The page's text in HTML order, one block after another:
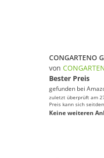
von
Bester Preis
gefunden bei
zuletzt überprüft am
Preis kann sich
Keine weiteren